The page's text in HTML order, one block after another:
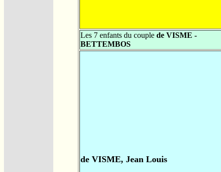
Les 7 enfants du couple de VISME -
BETTEMBOS
de VISME, Jean Louis